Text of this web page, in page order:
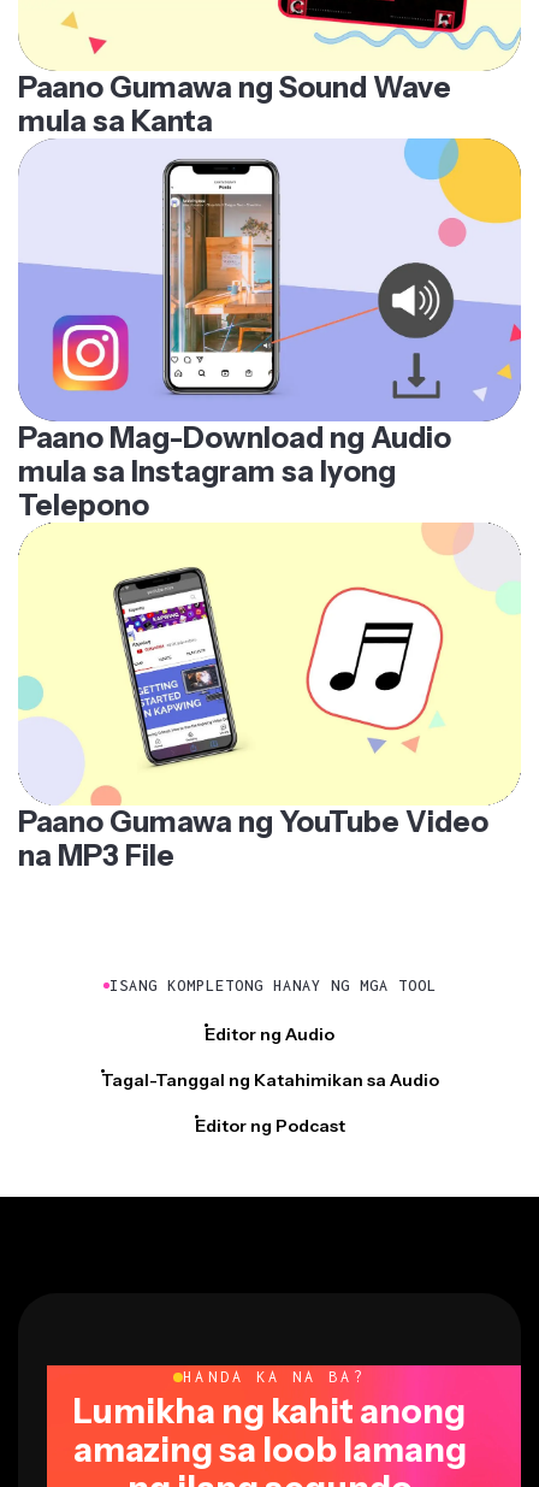
Paano Gumawa ng Sound Wave
mula sa Kanta
Paano Mag-Download ng Audio
mula sa Instagram sa Iyong
Telepono
Paano Gumawa ng YouTube Video
na MP3 File
Lumikha ng kahit anong
amazing sa loob lamang
ng ilang segundo